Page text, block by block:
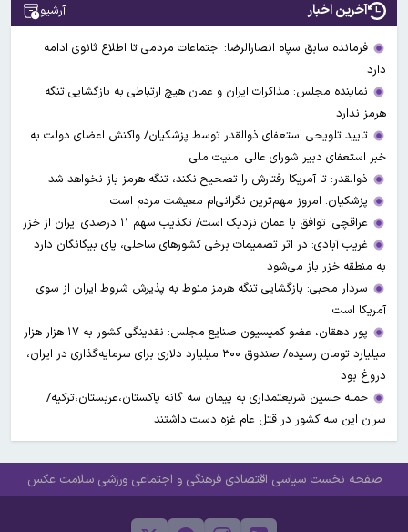
آخرین اخبار آرشیو
فرمانده سابق سپاه انصارالرضا: اجتماعات مردمی تا اطلاع ثانوی ادامه
دارد
نماینده مجلس: مذاکرات ایران و عمان هیچ ارتباطی به بازگشایی تنگه
هرمز ندارد
تایید تلویحی استعفای ذوالقدر توسط پزشکیان/ واکنش اعضای دولت به
خبر استعفای دبیر شورای عالی امنیت ملی
ذوالقدر: تا آمریکا رفتارش را تصحیح نکند، تنگه هرمز باز نخواهد شد
پزشکیان: امروز مهم‌ترین نگرانی‌ام معیشت مردم است
عراقچی: توافق با عمان نزدیک است/ تکذیب سهم ۱۱ درصدی ایران از خزر
غریب آبادی: در اثر تصمیمات برخی کشورهای ساحلی، پای بیگانگان دارد
به منطقه خزر باز می‌شود
سردار محبی: بازگشایی تنگه هرمز منوط به پذیرش شروط ایران از سوی
آمریکا است
پور دهقان، عضو کمیسیون صنایع مجلس: نقدینگی کشور به ۱۷ هزار هزار
میلیارد تومان رسیده/ صندوق ۳۰۰ میلیارد دلاری برای سرمایه‌گذاری در ایران،
دروغ بود
حمله حسین شریعتمداری به پیمان سه گانه پاکستان،عربستان،ترکیه/
سران این سه کشور در قتل عام غزه دست داشتند
صفحه نخست سیاسی اقتصادی فرهنگی و اجتماعی ورزشی سلامت عکس